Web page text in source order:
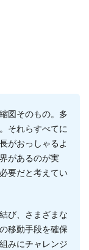
図そのもの。多
それらすべてに
がおっしゃるよ
があるのが実
要だと考えてい
び、さまざまな
移動手段を確保
みにチャレンジ